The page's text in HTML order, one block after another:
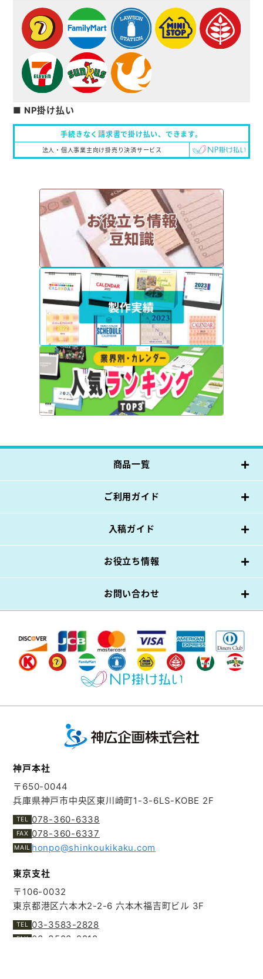
■ NP掛け払い
手続きなく請求書で掛け払い、 できます。
法人・個人事業主向け掛売り決済サービス
商品一覧
ご利用ガイド
入稿ガイド
お役立ち情報
お問い合わせ
神戸本社
〒650-0044
兵庫県神戸市中央区東川崎町1-3-6LS-KOBE 2F
078-360-6338
078-360-6337
honpo@shinkoukikaku.com
東京支社
〒106-0032
東京都港区六本木2-2-6 六本木福吉町ビル 3F
03-3583-2828
03-3583-2818